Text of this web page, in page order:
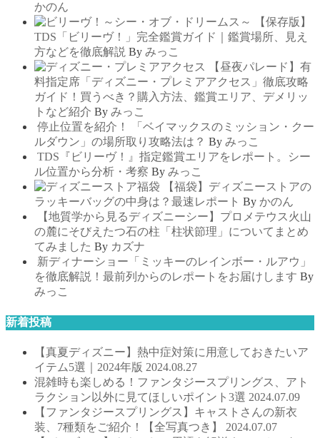
かのん
【保存版】
TDS「ビリーヴ！」完全鑑賞ガイド｜鑑賞場所、見え
方などを徹底解説 By みっこ
【昼夜パレード】有
料指定席「ディズニー・プレミアアクセス」徹底攻略
ガイド！買うべき？購入方法、鑑賞エリア、デメリッ
トなど紹介 By みっこ
停止位置を紹介！ 「ベイマックスのミッション・クー
ルダウン」の場所取り攻略法は？ By みっこ
TDS『ビリーヴ！』指定鑑賞エリアをレポート。シー
ル位置から分析・考察 By みっこ
【福袋】ディズニーストアの
ラッキーバッグの中身は？最速レポート By かのん
【地質学から見るディズニーシー】プロメテウス火山
の麓にそびえたつ石の柱「柱状節理」についてまとめ
てみました By カズナ
新ディナーショー「ミッキーのレインボー・ルアウ」
を徹底解説！最前列からのレポートをお届けします By
みっこ
新着投稿
【真夏ディズニー】熱中症対策に用意しておきたいア
イテム5選｜2024年版 2024.08.27
混雑時も楽しめる！ファンタジースプリングス、アト
ラクション以外に見てほしいポイント3選 2024.07.09
【ファンタジースプリングス】キャストさんの新衣
装、7種類をご紹介！【全写真つき】 2024.07.07